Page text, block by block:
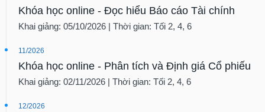
Khóa học online - Đọc hiểu Báo cáo Tài chính
Khai giảng: 05/10/2026 | Thời gian: Tối 2, 4, 6
11/2026
Khóa học online - Phân tích và Định giá Cổ phiếu
Khai giảng: 02/11/2026 | Thời gian: Tối 2, 4, 6
12/2026